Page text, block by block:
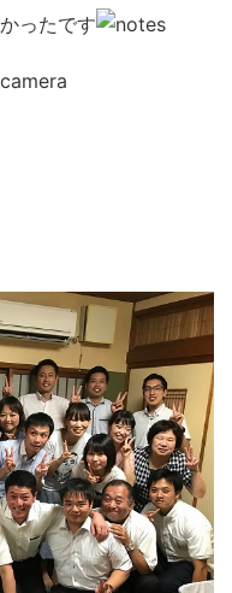
ったです